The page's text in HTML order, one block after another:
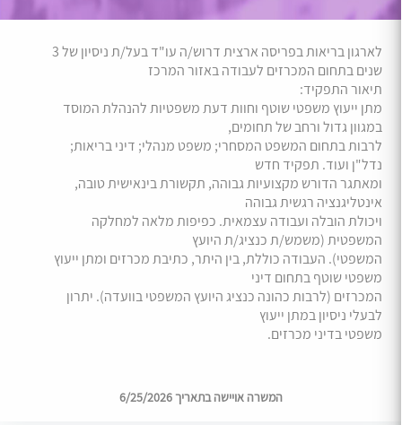
לארגון בריאות בפריסה ארצית דרוש/ה עו"ד בעל/ת ניסיון של 3
שנים בתחום המכרזים לעבודה באזור המרכז
תיאור התפקיד:
מתן ייעוץ משפטי שוטף וחוות דעת משפטיות להנהלת המוסד
במגוון גדול ורחב של תחומים,
לרבות בתחום המשפט המסחרי; משפט מנהלי; דיני בריאות;
נדל"ן ועוד. תפקיד חדש
ומאתגר הדורש מקצועיות גבוהה, תקשורת בינאישית טובה,
אינטליגנציה רגשית גבוהה
ויכולת הובלה ועבודה עצמאית. כפיפות מלאה למחלקה
המשפטית (משמש/ת כנציג/ת היועץ
המשפטי). העבודה כוללת, בין היתר, כתיבת מכרזים ומתן ייעוץ
משפטי שוטף בתחום דיני
המכרזים (לרבות כהונה כנציג היועץ המשפטי בוועדה). יתרון
לבעלי ניסיון במתן ייעוץ
משפטי בדיני מכרזים.
המשרה אויישה בתאריך 6/25/2026